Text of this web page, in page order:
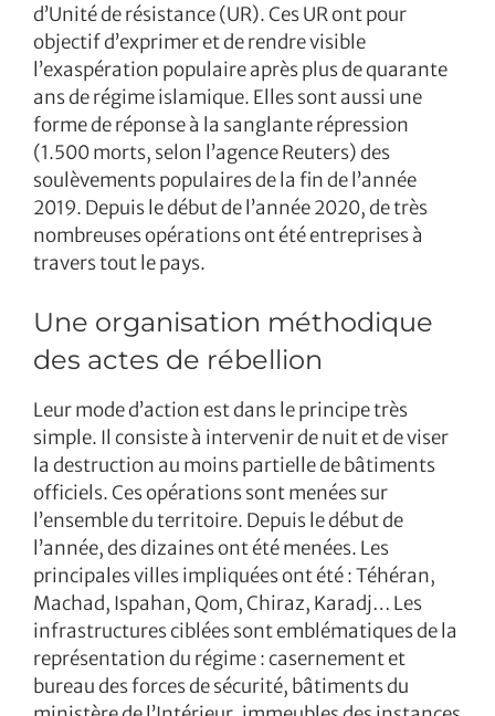
d’Unité de résistance (UR). Ces UR ont pour
objectif d’exprimer et de rendre visible
l’exaspération populaire après plus de quarante
ans de régime islamique. Elles sont aussi une
forme de réponse à la sanglante répression
(1.500 morts, selon l’agence Reuters) des
soulèvements populaires de la fin de l’année
2019. Depuis le début de l’année 2020, de très
nombreuses opérations ont été entreprises à
travers tout le pays.
Une organisation méthodique
des actes de rébellion
Leur mode d’action est dans le principe très
simple. Il consiste à intervenir de nuit et de viser
la destruction au moins partielle de bâtiments
officiels. Ces opérations sont menées sur
l’ensemble du territoire. Depuis le début de
l’année, des dizaines ont été menées. Les
principales villes impliquées ont été : Téhéran,
Machad, Ispahan, Qom, Chiraz, Karadj… Les
infrastructures ciblées sont emblématiques de la
représentation du régime : casernement et
bureau des forces de sécurité, bâtiments du